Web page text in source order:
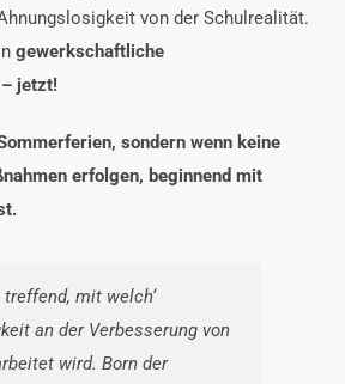
von der Schulrealität.
gewerkschaftliche
jetzt!
sondern wenn keine
erfolgen, beginnend mit
mit welch‘
an der Verbesserung von
wird. Born der